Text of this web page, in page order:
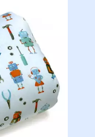
através
R$261,70